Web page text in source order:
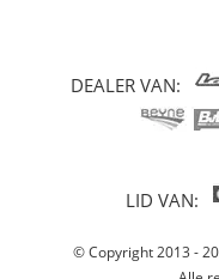
DEALER VAN:
LID VAN:
© Copyright 2013 -